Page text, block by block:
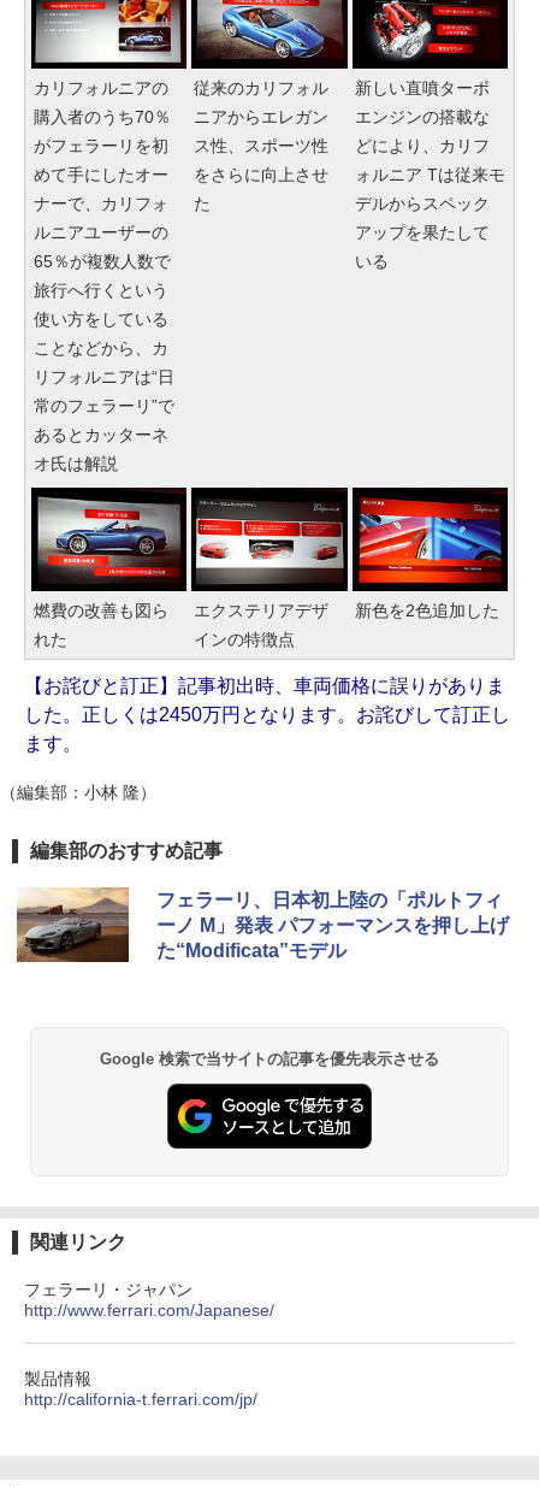
カリフォルニアの
購入者のうち70％
がフェラーリを初
めて手にしたオー
ナーで、カリフォ
ルニアユーザーの
65％が複数人数で
旅行へ行くという
使い方をしている
ことなどから、カ
リフォルニアは“日
常のフェラーリ”で
あるとカッターネ
オ氏は解説
従来のカリフォル
ニアからエレガン
ス性、スポーツ性
をさらに向上させ
た
新しい直噴ターボ
エンジンの搭載な
どにより、カリフ
ォルニア Tは従来モ
デルからスペック
アップを果たして
いる
燃費の改善も図ら
れた
エクステリアデザ
インの特徴点
新色を2色追加した
【お詫びと訂正】記事初出時、車両価格に誤りがありま
した。正しくは2450万円となります。お詫びして訂正し
ます。
（編集部：小林 隆）
編集部のおすすめ記事
フェラーリ、日本初上陸の「ポルトフィ
ーノ M」発表 パフォーマンスを押し上げ
た“Modificata”モデル
Google 検索で当サイトの記事を優先表示させる
関連リンク
フェラーリ・ジャパン
http://www.ferrari.com/Japanese/
製品情報
http://california-t.ferrari.com/jp/